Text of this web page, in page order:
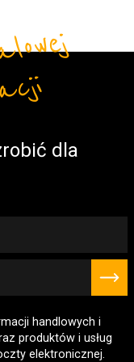
dla
handlowych i
produktów i usług
elektronicznej.